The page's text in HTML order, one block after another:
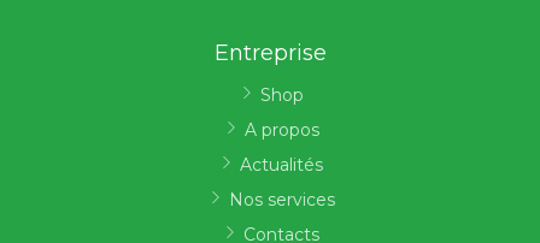
Entreprise
Shop
A propos
Actualités
Nos services
Contacts